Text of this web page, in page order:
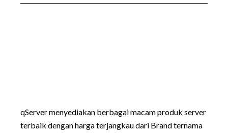
qServer menyediakan berbagai macam produk server
terbaik dengan harga terjangkau dari Brand ternama